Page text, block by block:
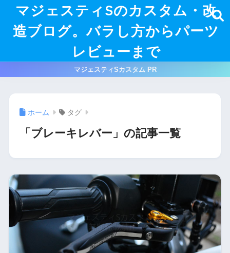
マジェスティSのカスタム・改
造ブログ。バラし方からパーツ
レビューまで
マジェスティSカスタム PR
ホーム タグ
「ブレーキレバー」の記事一覧